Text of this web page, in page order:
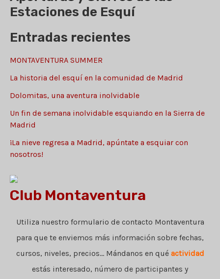
o
:
e
o
r
Estaciones de Esquí
Entradas recientes
MONTAVENTURA SUMMER
La historia del esquí en la comunidad de Madrid
Dolomitas, una aventura inolvidable
Un fin de semana inolvidable esquiando en la Sierra de
Madrid
¡La nieve regresa a Madrid, apúntate a esquiar con
nosotros!
Club Montaventura
Utiliza nuestro formulario de contacto Montaventura
para que te enviemos más información sobre fechas,
cursos, niveles, precios... Mándanos en qué actividad
estás interesado, número de participantes y